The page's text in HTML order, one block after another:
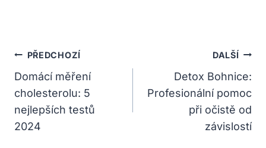
Navigace
Pro
Příspěvek
PŘEDCHOZÍ
Domácí měření
cholesterolu: 5
nejlepších testů
2024
DALŠÍ
Detox Bohnice:
Profesionální pomoc
při očistě od
závislostí